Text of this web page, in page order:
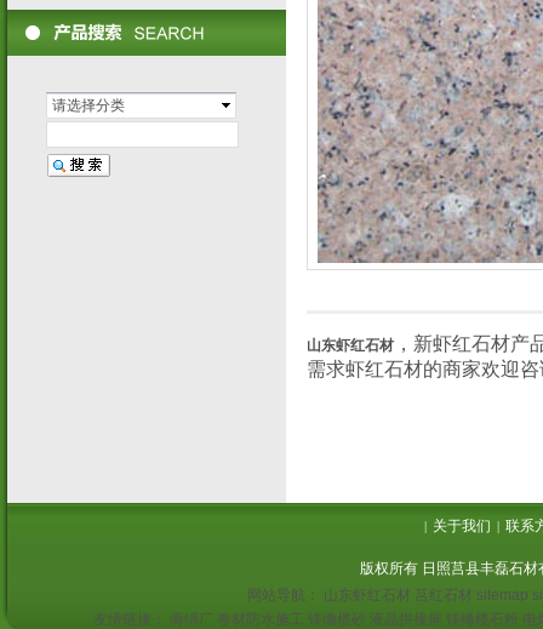
请选择分类
山东虾红石材 ，新虾红石材产
需求虾红石材的商家欢迎
| 关于我们 | 联系
版权所有 日照莒县丰磊石
网站导航：
山东虾红石材 莒红石材 sitemap
友情链接： 海绵厂 卷材防水施工 镁橄榄砂 液晶拼接屏 镁橄榄石粉 电